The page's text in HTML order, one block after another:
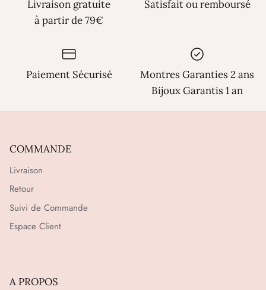
Livraison gratuite
à partir de 79€
Satisfait ou remboursé
Paiement Sécurisé
Montres Garanties 2 ans
Bijoux Garantis 1 an
COMMANDE
Livraison
Retour
Suivi de Commande
Espace Client
A PROPOS